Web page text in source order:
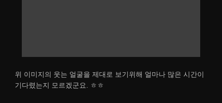
위 이미지의 웃는 얼굴을 제대로 보기위해 얼마나 많은 시간이
기다렸는지 모르겠군요. ㅎㅎ